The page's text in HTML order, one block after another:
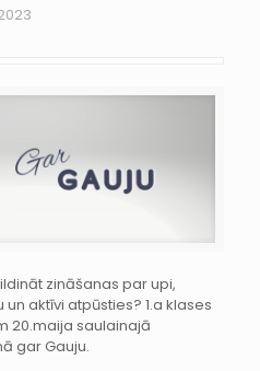
zināšanas par upi,
aktīvi atpūsties? 1.a klases
20.maija saulainajā
gar Gauju.